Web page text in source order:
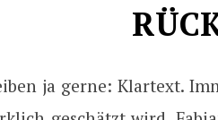
ja gerne: Klartext.